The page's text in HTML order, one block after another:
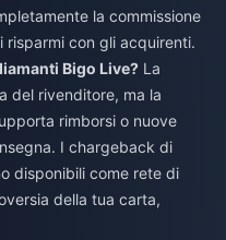
la commissione
con gli acquirenti.
Bigo Live? La
del rivenditore, ma la
rimborsi o nuove
I chargeback di
disponibili come rete di
della tua carta,